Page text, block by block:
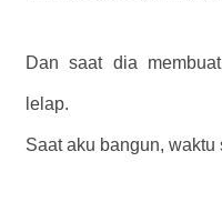
Dan saat dia
lelap.
Saat aku bangun,